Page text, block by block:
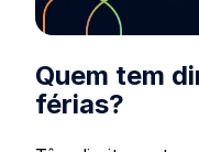
Quem tem
férias?